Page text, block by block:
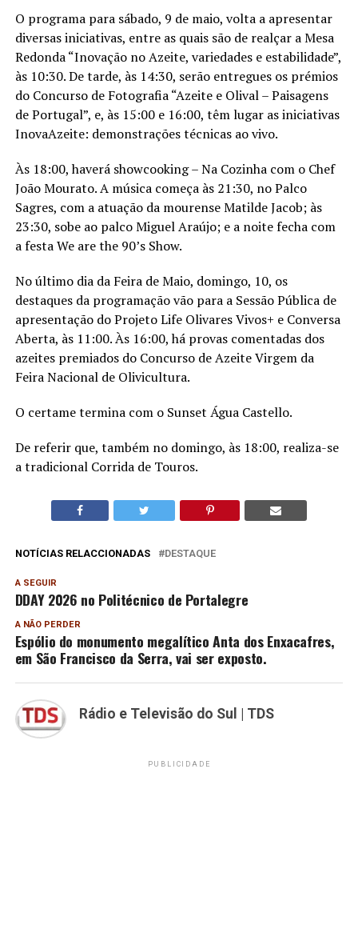
O programa para sábado, 9 de maio, volta a apresentar
diversas iniciativas, entre as quais são de realçar a Mesa
Redonda “Inovação no Azeite, variedades e estabilidade”,
às 10:30. De tarde, às 14:30, serão entregues os prémios
do Concurso de Fotografia “Azeite e Olival – Paisagens
de Portugal”, e, às 15:00 e 16:00, têm lugar as iniciativas
InovaAzeite: demonstrações técnicas ao vivo.
Às 18:00, haverá showcooking – Na Cozinha com o Chef
João Mourato. A música começa às 21:30, no Palco
Sagres, com a atuação da mourense Matilde Jacob; às
23:30, sobe ao palco Miguel Araújo; e a noite fecha com
a festa We are the 90’s Show.
No último dia da Feira de Maio, domingo, 10, os
destaques da programação vão para a Sessão Pública de
apresentação do Projeto Life Olivares Vivos+ e Conversa
Aberta, às 11:00. Às 16:00, há provas comentadas dos
azeites premiados do Concurso de Azeite Virgem da
Feira Nacional de Olivicultura.
O certame termina com o Sunset Água Castello.
De referir que, também no domingo, às 18:00, realiza-se
a tradicional Corrida de Touros.
NOTÍCIAS RELACCIONADAS DESTAQUE
A SEGUIR
DDAY 2026 no Politécnico de Portalegre
A NÃO PERDER
Espólio do monumento megalítico Anta dos Enxacafres,
em São Francisco da Serra, vai ser exposto.
Rádio e Televisão do Sul | TDS
PUBLICIDADE